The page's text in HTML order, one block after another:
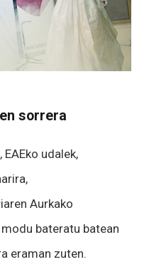
sorrera
udalek,
Aurkako
bateratu batean
eraman zuten.